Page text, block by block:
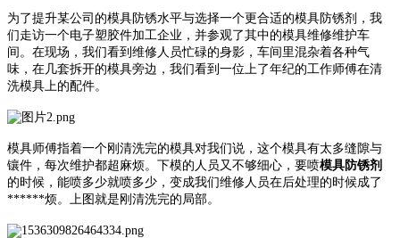
为了提升某公司的模具防锈水平与选择一个更合适的模具防锈剂，我
们走访一个电子塑胶件加工企业，并参观了其中的模具维修维护车
间。在现场，我们看到维修人员忙碌的身影，车间里混杂着各种气
味，在几套拆开的模具旁边，我们看到一位上了年纪的工作师傅在清
洗模具上的配件。
模具师傅指着一个刚清洗完的模具对我们说，这个模具有太多缝隙与
镶件，每次维护都超麻烦。下模的人员又不够细心，要喷模具防锈剂
的时候，能喷多少就喷多少，变成我们维修人员在后处理的时候成了
******烦。上图就是刚清洗完的局部。